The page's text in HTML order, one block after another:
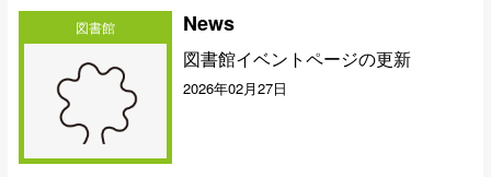
図書館 News
図書館イベントページの更新
2026年02月27日